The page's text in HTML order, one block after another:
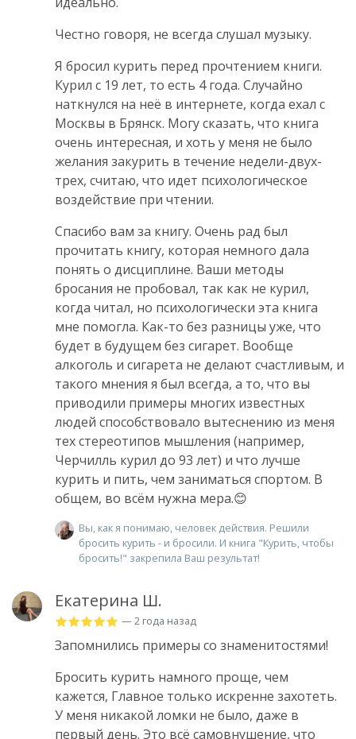
Честно говоря, не всегда слушал музыку.
Я бросил курить перед прочтением книги.
Курил с 19 лет, то есть 4 года. Случайно
наткнулся на неë в интернете, когда ехал с
Москвы в Брянск. Могу сказать, что книга
очень интересная, и хоть у меня не было
желания закурить в течение недели-двух-
трех, считаю, что идет психологическое
воздействие при чтении.
Спасибо вам за книгу. Очень рад был
прочитать книгу, которая немного дала
понять о дисциплине. Ваши методы
бросания не пробовал, так как не курил,
когда читал, но психологически эта книга
мне помогла. Как-то без разницы уже, что
будет в будущем без сигарет. Вообще
алкоголь и сигарета не делают счастливым, и
такого мнения я был всегда, а то, что вы
приводили примеры многих известных
людей способствовало вытеснению из меня
тех стереотипов мышления (например,
Черчилль курил до 93 лет) и что лучше
курить и пить, чем заниматься спортом. В
общем, во всëм нужна мера.😊
Вы, как я понимаю, человек действия. Решили
бросить курить - и бросили. И книга "Курить, чтобы
бросить!" закрепила Ваш результат!
Екатерина Ш.
— 2 года назад
Запомнились примеры со знаменитостями!
Бросить курить намного проще, чем
кажется, Главное только искренне захотеть.
У меня никакой ломки не было, даже в
первый день. Это всё самовнушение, что